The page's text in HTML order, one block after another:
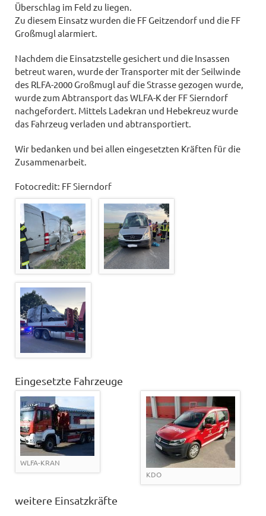
Überschlag im Feld zu liegen.
Zu diesem Einsatz wurden die FF Geitzendorf und die FF
Großmugl alarmiert.
Nachdem die Einsatzstelle gesichert und die Insassen
betreut waren, wurde der Transporter mit der Seilwinde
des RLFA-2000 Großmugl auf die Strasse gezogen wurde,
wurde zum Abtransport das WLFA-K der FF Sierndorf
nachgefordert. Mittels Ladekran und Hebekreuz wurde
das Fahrzeug verladen und abtransportiert.
Wir bedanken und bei allen eingesetzten Kräften für die
Zusammenarbeit.
Fotocredit: FF Sierndorf
Eingesetzte Fahrzeuge
WLFA-KRAN
KDO
weitere Einsatzkräfte